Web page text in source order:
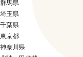
群馬県
埼玉県
千葉県
東京都
神奈川県